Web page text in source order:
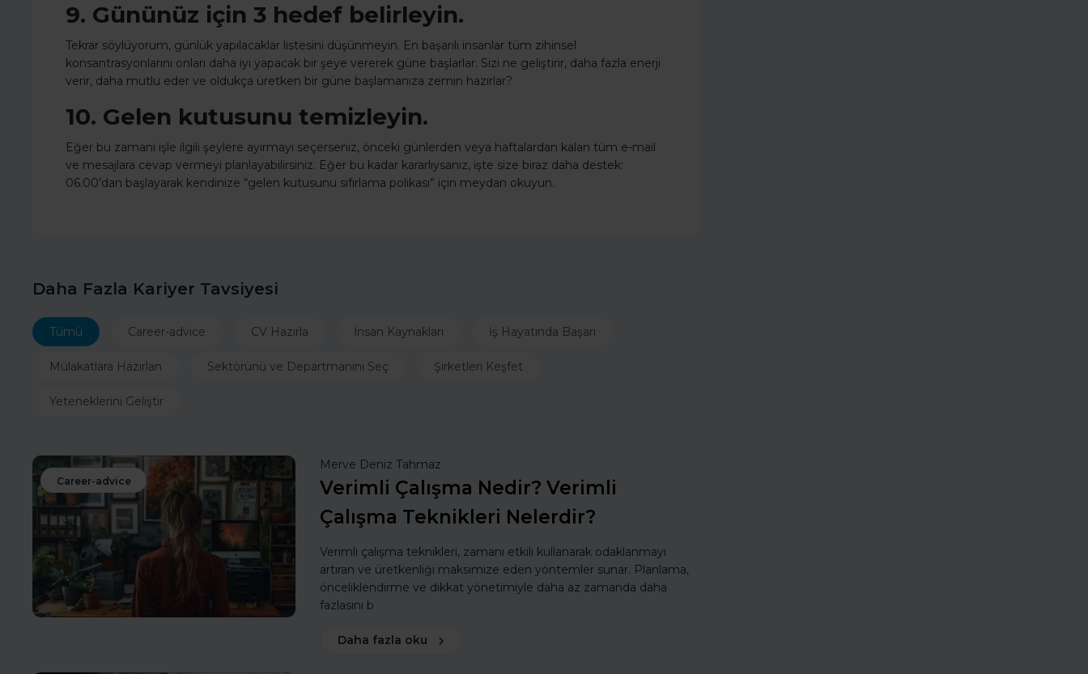
9. Gününüz için 3 hedef belirleyin.
Tekrar söylüyorum, günlük yapılacaklar listesini düşünmeyin. En başarılı insanlar tüm zihinsel
konsantrasyonlarını onları daha iyi yapacak bir şeye vererek güne başlarlar. Sizi ne geliştirir, daha fazla enerji
verir, daha mutlu eder ve oldukça üretken bir güne başlamanıza zemin hazırlar?
10. Gelen kutusunu temizleyin.
Eğer bu zamanı işle ilgili şeylere ayırmayı seçerseniz, önceki günlerden veya haftalardan kalan tüm e-mail
ve mesajlara cevap vermeyi planlayabilirsiniz. Eğer bu kadar kararlıysanız, işte size biraz daha destek:
06.00’dan başlayarak kendinize “gelen kutusunu sıfırlama polikası” için meydan okuyun.
Daha Fazla Kariyer Tavsiyesi
Tümü Career-advice CV Hazırla İnsan Kaynakları İş Hayatında Başarı
Mülakatlara Hazırlan Sektörünü ve Departmanını Seç Şirketleri Keşfet
Yeteneklerini Geliştir
Career-advice
Merve Deniz Tahmaz
Verimli Çalışma Nedir? Verimli
Çalışma Teknikleri Nelerdir?
Verimli çalışma teknikleri, zamanı etkili kullanarak odaklanmayı
artıran ve üretkenliği maksimize eden yöntemler sunar. Planlama,
önceliklendirme ve dikkat yönetimiyle daha az zamanda daha
fazlasını b
Daha fazla oku